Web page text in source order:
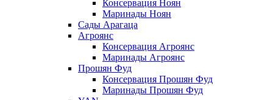
Консервация Ноян
Маринады Ноян
Сады Арагаца
Агроянс
Консервация Агроянс
Маринады Агроянс
Прошян Фуд
Консервация Прошян Фуд
Маринады Прошян Фуд